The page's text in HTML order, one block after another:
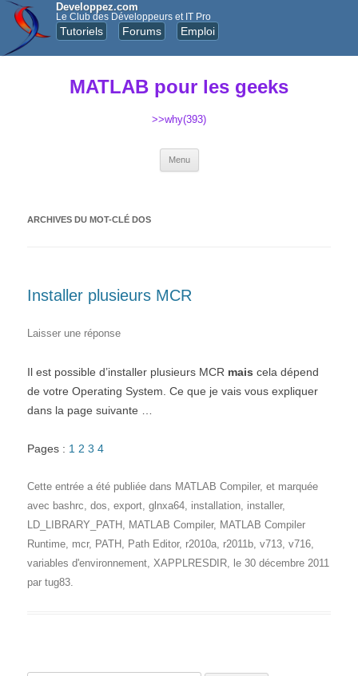
Developpez.com
Le Club des Développeurs et IT Pro
Tutoriels Forums Emploi
MATLAB pour les geeks
>>why(393)
Menu
ARCHIVES DU MOT-CLÉ DOS
Installer plusieurs MCR
Laisser une réponse
Il est possible d’installer plusieurs MCR mais cela dépend
de votre Operating System. Ce que je vais vous expliquer
dans la page suivante …
Pages : 1 2 3 4
Cette entrée a été publiée dans MATLAB Compiler, et marquée
avec bashrc, dos, export, glnxa64, installation, installer,
LD_LIBRARY_PATH , MATLAB Compiler, MATLAB Compiler
Runtime, mcr, PATH , Path Editor, r2010a, r2011b, v713, v716,
variables d'environnement, XAPPLRESDIR, le 30 décembre 2011
par tug83.